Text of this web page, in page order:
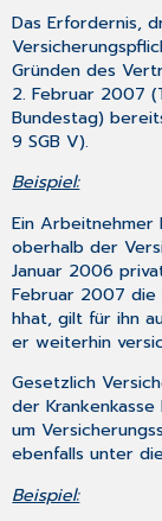
Das Erfordernis,
Gründen des
2. Februar 2007
Bundestag)
9 SGB V).
Beispiel:
Ein
oberhalb der
Januar 2006
Februar 2007 die
hhat, gilt für ihn
er weiterhin
Gesetzlich
der
um
ebenfalls unter
Beispiel: